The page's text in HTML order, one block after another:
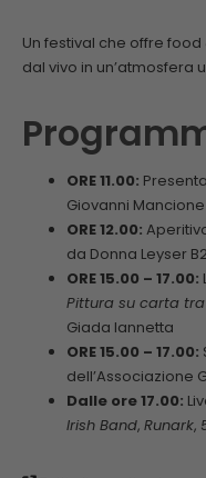
Un festival che offre
dal vivo in un’atmosfera
ORE 11.00:
Giovanni Mancione
ORE 12.00:
da Donna Leyser
ORE 15.00 – 17.00:
Pittura su carta
Giada Iannetta
ORE 15.00 – 17.00:
dell’Associazione
Dalle ore 17.00:
Irish Band, Runark,